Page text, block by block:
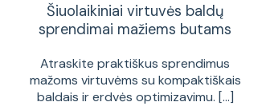
Šiuolaikiniai virtuvės baldų
sprendimai mažiems butams
Atraskite praktiškus sprendimus
mažoms virtuvėms su kompaktiškais
baldais ir erdvės optimizavimu. [...]